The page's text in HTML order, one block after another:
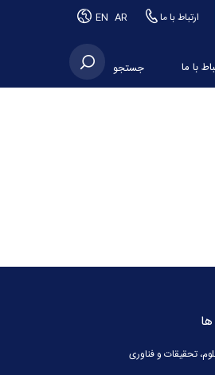
EN AR ارتباط با ما
جستجو با ما
تحقیقات و فناوری